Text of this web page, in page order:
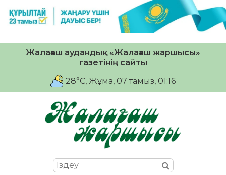
Жалағаш аудандық «Жалағаш жаршысы»
газетінің сайты
28°C, Жұма, 07 тамыз, 01:16